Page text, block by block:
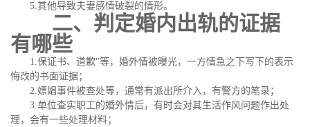
5.其他导致夫妻感情破裂的情形。
二、判定婚内出轨的证据
有哪些
1.保证书、道歉"等，婚外情被曝光，一方情急之下写下的表示
悔改的书面证据；
2.嫖娼事件被查处等，通常有派出所介入，有警方的笔录；
3.单位查实职工的婚外情后，有时会对其生活作风问题作出处
理，会有一些处理材料；